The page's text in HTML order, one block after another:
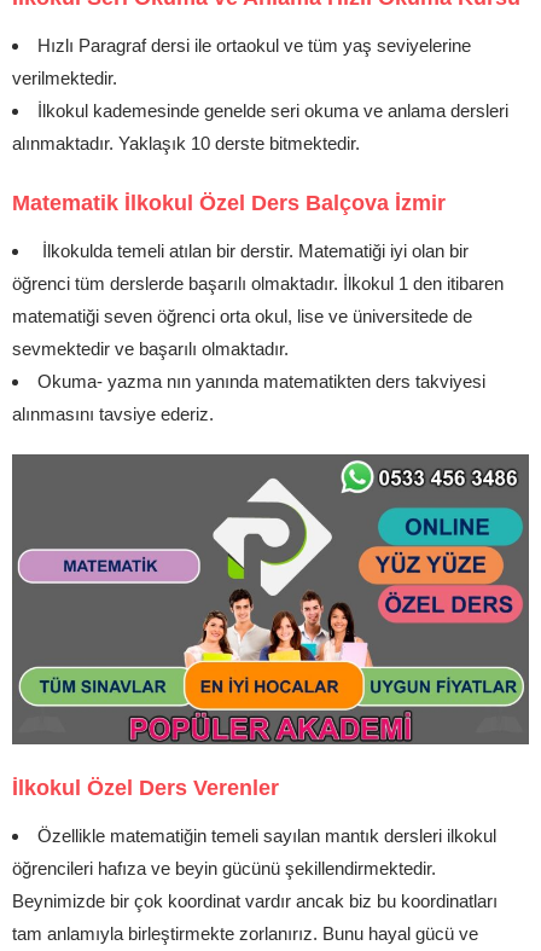
Hızlı Paragraf dersi ile ortaokul ve tüm yaş seviyelerine
verilmektedir.
İlkokul kademesinde genelde seri okuma ve anlama dersleri
alınmaktadır. Yaklaşık 10 derste bitmektedir.
Matematik İlkokul Özel Ders Balçova İzmir
İlkokulda temeli atılan bir derstir. Matematiği iyi olan bir
öğrenci tüm derslerde başarılı olmaktadır. İlkokul 1 den itibaren
matematiği seven öğrenci orta okul, lise ve üniversitede de
sevmektedir ve başarılı olmaktadır.
Okuma- yazma nın yanında matematikten ders takviyesi
alınmasını tavsiye ederiz.
İlkokul Özel Ders Verenler
Özellikle matematiğin temeli sayılan mantık dersleri ilkokul
öğrencileri hafıza ve beyin gücünü şekillendirmektedir.
Beynimizde bir çok koordinat vardır ancak biz bu koordinatları
tam anlamıyla birleştirmekte zorlanırız. Bunu hayal gücü ve